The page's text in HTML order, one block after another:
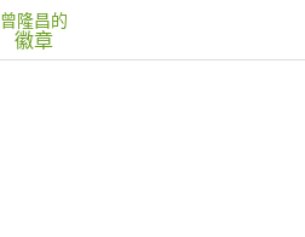
曾隆昌的
徽章